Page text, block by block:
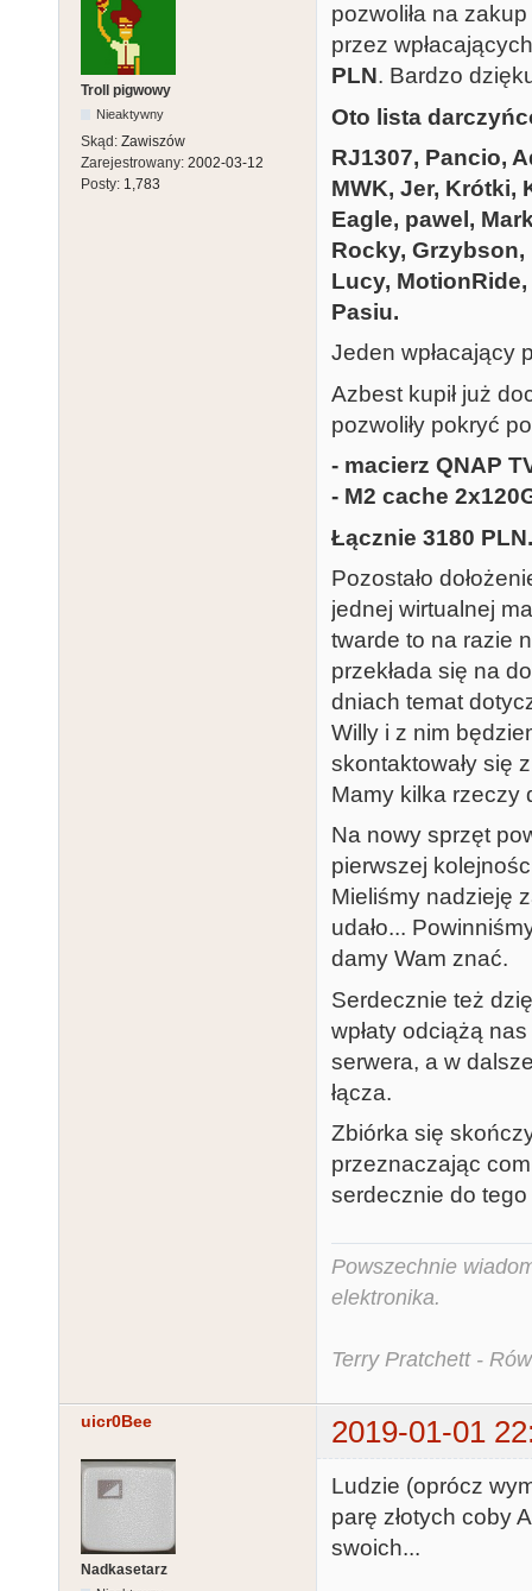
Troll pigwowy
Nieaktywny
Skąd: Zawiszów
Zarejestrowany: 2002-03-12
Posty: 1,783
pozwoliła na
przez
PLN. Bardzo
Oto lista
RJ1307, Pancio,
MWK, Jer, Krótki,
Eagle, pawel,
Rocky,
Lucy,
Pasiu.
Jeden wpłacający
Azbest kupił już
pozwoliły pokryć
- macierz QNAP
- M2 cache
Łącznie 3180 PLN.
Pozostało
jednej wirtualnej
twarde to na razie
przekłada się na
dniach temat
Willy i z nim
skontaktowały się
Mamy kilka rzeczy
Na nowy sprzęt
pierwszej
Mieliśmy nadzieję
udało...
damy Wam znać.
Serdecznie też
wpłaty odciążą
serwera, a w
łącza.
Zbiórka się
przeznaczając
serdecznie do tego
Powszechnie
elektronika.
Terry Pratchett -
uicr0Bee 2019-01-01
Nadkasetarz
Ludzie (oprócz
parę złotych coby
swoich...